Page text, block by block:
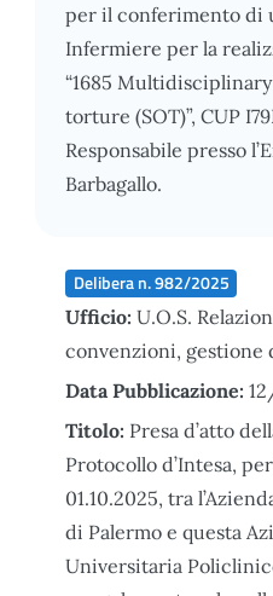
per il conferimento di
Infermiere per la
“1685
torture (SOT)”, CUP
Responsabile presso
Barbagallo.
Delibera n. 982/2025
Ufficio: U.O.S.
convenzioni, gestione
Data Pubblicazione:
Titolo: Presa d’atto
Protocollo d’Intesa,
01.10.2025, tra
di Palermo e questa
Universitaria